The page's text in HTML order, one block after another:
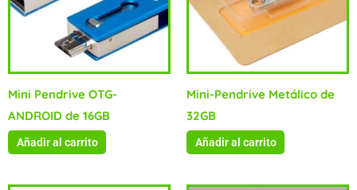
Mini Pendrive OTG-
ANDROID de 16GB
Añadir al carrito
Mini-Pendrive Metálico de
32GB
Añadir al carrito